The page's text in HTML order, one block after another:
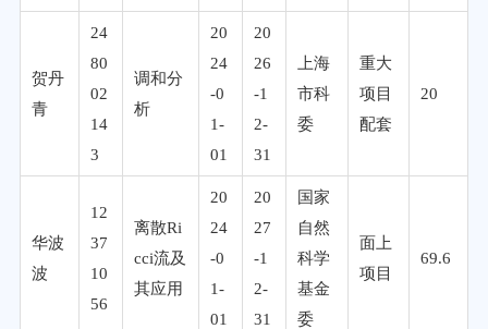
贺丹
青
24
80
02
14
3
调和分
析
20
24
-0
1-
01
20
26
-1
2-
31
上海
市科
委
重大
项目
配套
20
华波
波
12
37
10
56
离散Ri
cci流及
其应用
20
24
-0
1-
01
20
27
-1
2-
31
国家
自然
科学
基金
委
面上
项目
69.6